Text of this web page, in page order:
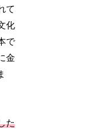
て
化
で
金
た